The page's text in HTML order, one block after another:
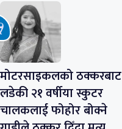
मोटरसाइकलको ठक्करबाट
लडेकी २१ वर्षीया स्कुटर
चालकलाई फोहोर बोक्ने